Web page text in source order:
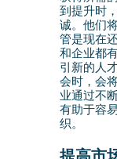
到提升时
诚。他们
管是现在
和企业都
引新的人
会时，会
业通过不
有助于容
织。